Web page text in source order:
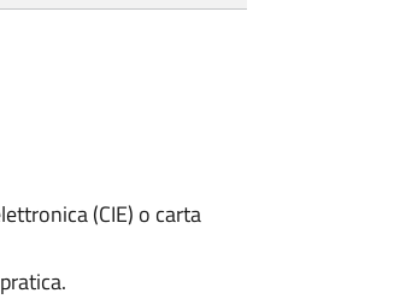
(CIE) o carta